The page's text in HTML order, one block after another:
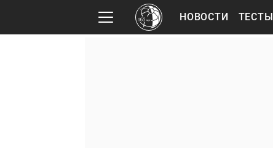
НОВОСТИ ТЕСТЫ